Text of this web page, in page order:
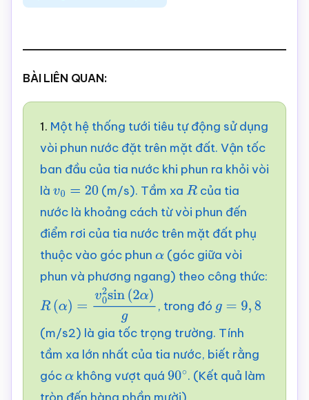
BÀI LIÊN QUAN:
1. Một hệ thống tưới tiêu tự động sử dụng
vòi phun nước đặt trên mặt đất. Vận tốc
ban đầu của tia nước khi phun ra khỏi vòi
là v0 =20 (m/s). Tầm xaR của tia
nước là khoảng cách từ vòi phun đến
điểm rơi của tia nước trên mặt đất phụ
thuộc vào góc phun α (góc giữa vòi
phun và phương ngang) theo công thức:
R(α)= v0 2sin(2α)g , trong đó g =9 ,8
(m/s2) là gia tốc trọng trường. Tính
tầm xa lớn nhất của tia nước, biết rằng
gócα không vượt quá90∘. (Kết quả làm